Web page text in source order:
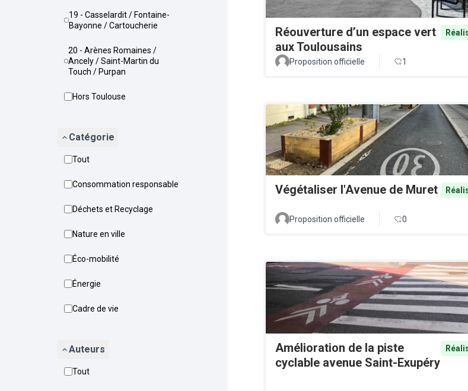
19 - Casselardit / Fontaine-
Bayonne / Cartoucherie
20 - Arènes Romaines /
Ancely / Saint-Martin du
Touch / Purpan
Hors Toulouse
Catégorie
Tout
Consommation responsable
Déchets et Recyclage
Nature en ville
Éco-mobilité
Énergie
Cadre de vie
Auteurs
Tout
Réouverture d’un espace vert
aux Toulousains
Proposition officielle 1
Végétaliser l'Avenue de Muret
Proposition officielle 0
Amélioration de la piste
cyclable avenue Saint-Exupéry